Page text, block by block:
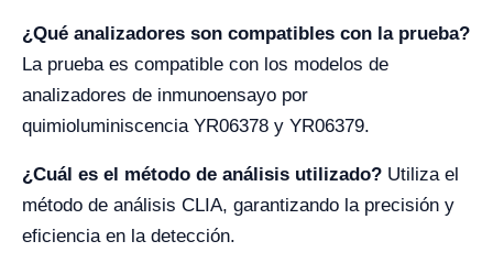
¿Qué analizadores son compatibles con la prueba?
La prueba es compatible con los modelos de
analizadores de inmunoensayo por
quimioluminiscencia YR06378 y YR06379.
¿Cuál es el método de análisis utilizado? Utiliza el
método de análisis CLIA, garantizando la precisión y
eficiencia en la detección.